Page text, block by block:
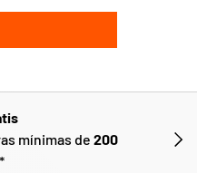
mínimas de 200